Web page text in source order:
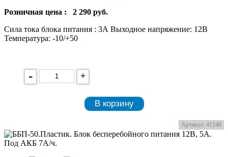
Розничная цена : 2 290 руб.
Сила тока блока питания : 3А Выходное напряжение: 12В
Температура: -10/+50
- +
В корзину
Артикул: 41140